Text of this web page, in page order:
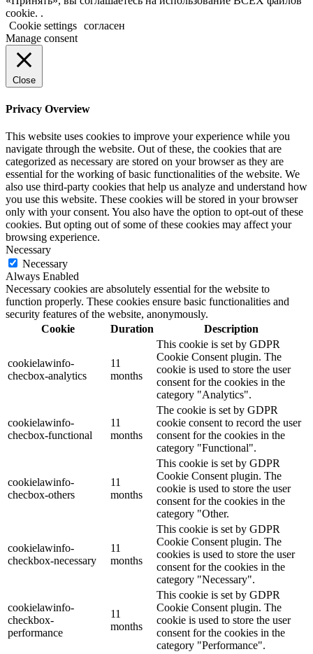
cookie. .
Cookie settings согласен
Manage consent
Close
Privacy Overview
This website uses cookies to improve your experience while you
navigate through the website. Out of these, the cookies that are
categorized as necessary are stored on your browser as they are
essential for the working of basic functionalities of the website. We
also use third-party cookies that help us analyze and understand how
you use this website. These cookies will be stored in your browser
only with your consent. You also have the option to opt-out of these
cookies. But opting out of some of these cookies may affect your
browsing experience.
Necessary
Necessary
Always Enabled
Necessary cookies are absolutely essential for the website to
function properly. These cookies ensure basic functionalities and
security features of the website, anonymously.
Cookie
Duration Description
cookielawinfo-
checbox-analytics
11
months
This cookie is set by GDPR
Cookie Consent plugin. The
cookie is used to store the user
consent for the cookies in the
category "Analytics".
cookielawinfo-
checbox-functional
11
months
The cookie is set by GDPR
cookie consent to record the user
consent for the cookies in the
category "Functional".
cookielawinfo-
checbox-others
11
months
This cookie is set by GDPR
Cookie Consent plugin. The
cookie is used to store the user
consent for the cookies in the
category "Other.
cookielawinfo-
checkbox-necessary
11
months
This cookie is set by GDPR
Cookie Consent plugin. The
cookies is used to store the user
consent for the cookies in the
category "Necessary".
cookielawinfo-
checkbox-
performance
11
months
This cookie is set by GDPR
Cookie Consent plugin. The
cookie is used to store the user
consent for the cookies in the
category "Performance".